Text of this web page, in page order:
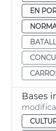
EN